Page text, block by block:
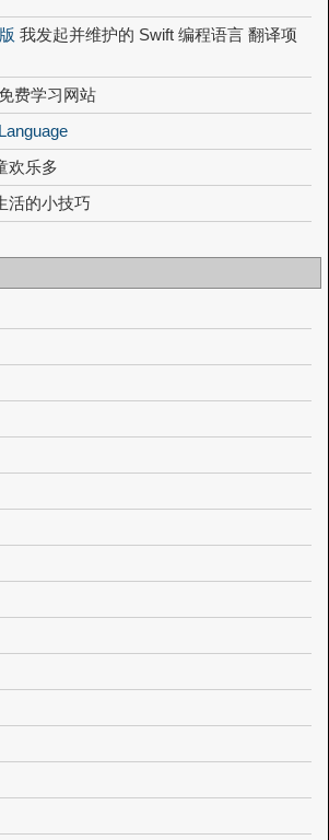
我发起并维护的 Swift 编程语言 翻译项
费学习网站
欢乐多
活的小技巧